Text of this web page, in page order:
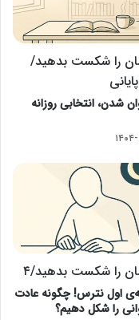
را شکست بدهید/
شدن، انتخابی روزانه
۱۷
را شکست بدهید/۴
اول نترس! چگونه عادت
را شکل دهیم؟